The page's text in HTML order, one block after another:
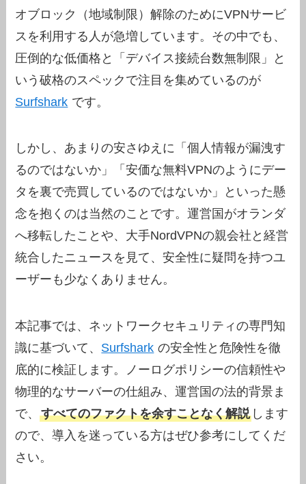
オブロック（地域制限）解除のためにVPNサービ
スを利用する人が急増しています。その中でも、
圧倒的な低価格と「デバイス接続台数無制限」と
いう破格のスペックで注目を集めているのが
Surfshark です。
しかし、あまりの安さゆえに「個人情報が漏洩す
るのではないか」「安価な無料VPNのようにデー
タを裏で売買しているのではないか」といった懸
念を抱くのは当然のことです。運営国がオランダ
へ移転したことや、大手NordVPNの親会社と経営
統合したニュースを見て、安全性に疑問を持つユ
ーザーも少なくありません。
本記事では、ネットワークセキュリティの専門知
識に基づいて、 Surfshark の安全性と危険性を徹
底的に検証します。ノーログポリシーの信頼性や
物理的なサーバーの仕組み、運営国の法的背景ま
で、すべてのファクトを余すことなく解説 します
ので、導入を迷っている方はぜひ参考にしてくだ
さい。